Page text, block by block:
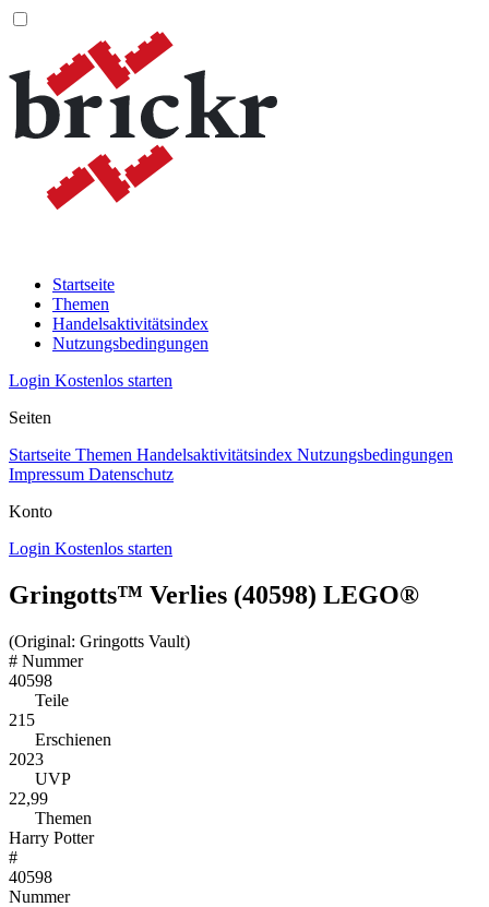
Startseite
Themen
Handelsaktivitätsindex
Nutzungsbedingungen
Login Kostenlos starten
Seiten
Startseite Themen Handelsaktivitätsindex Nutzungsbedingungen
Impressum Datenschutz
Konto
Login Kostenlos starten
Gringotts™ Verlies (40598) LEGO®
(Original: Gringotts Vault)
# Nummer
40598
Teile
215
Erschienen
2023
UVP
22,99
Themen
Harry Potter
#
40598
Nummer